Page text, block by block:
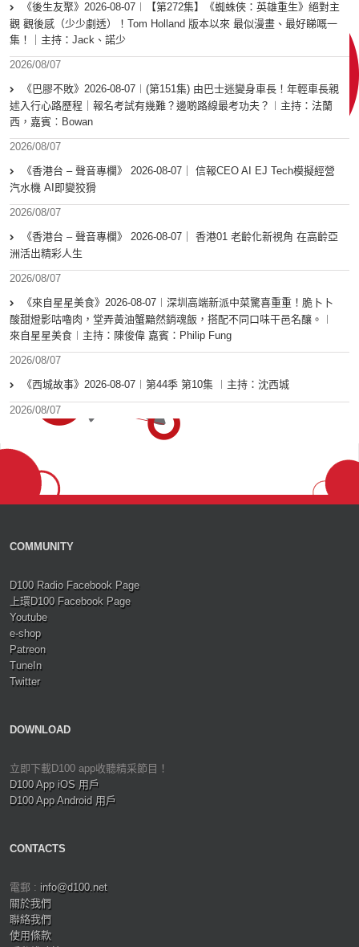
《後生友聚》2026-08-07︱【第272集】《蜘蛛俠：英雄重生》絕對主
觀 觀後感（少少劇透）！Tom Holland 版本以來 最似漫畫、最好睇嘅一
集！｜主持：Jack、諾少
2026/08/07
《巴膠不敗》2026-08-07︱(第151集) 由巴士迷變身車長！年輕車長親
述入行心路歷程｜報名考試有幾難？邊啲路線最考功夫？︱主持：法蘭
西，嘉賓︰Bowan
2026/08/07
《香港台 – 聲音專欄》 2026-08-07｜ 信報CEO AI EJ Tech模擬經營
汽水機 AI即變狡猾
2026/08/07
《香港台 – 聲音專欄》 2026-08-07｜ 香港01 老齡化新視角 在高齡亞
洲活出精彩人生
2026/08/07
《來自星星美食》2026-08-07︱深圳高端新派中菜驚喜重重！脆卜卜
酸甜燈影咕嚕肉，堂弄黃油蟹黯然銷魂飯，搭配不同口味干邑名釀。︱
來自星星美食︱主持：陳俊偉 嘉賓：Philip Fung
2026/08/07
《西城故事》2026-08-07︱第44季 第10集 ︱主持：沈西城
2026/08/07
COMMUNITY
D100 Radio Facebook Page
上環D100 Facebook Page
Youtube
e-shop
Patreon
TuneIn
Twitter
DOWNLOAD
立即下載D100 app收聽精采節目！
D100 App iOS 用戶
D100 App Android 用戶
CONTACTS
電郵 : info@d100.net
關於我們
聯絡我們
使用條款